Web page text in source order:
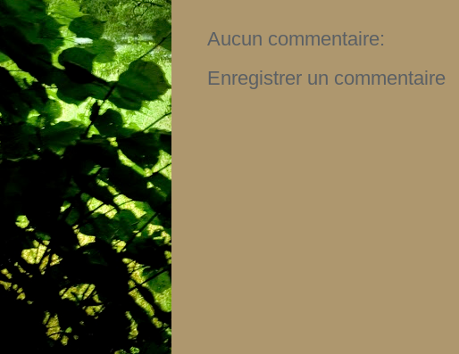
Aucun commentaire:
Enregistrer un commentaire